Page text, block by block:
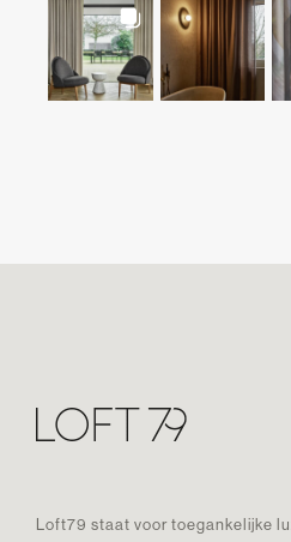
Loft79 staat voor toegankelijke